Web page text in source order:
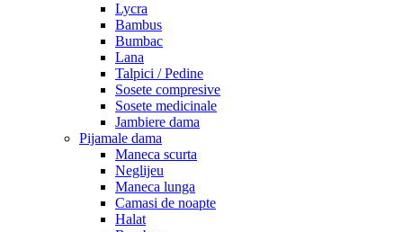
Lycra
Bambus
Bumbac
Lana
Talpici / Pedine
Sosete compresive
Sosete medicinale
Jambiere dama
Pijamale dama
Maneca scurta
Neglijeu
Maneca lunga
Camasi de noapte
Halat